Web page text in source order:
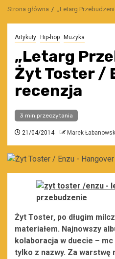
Strona główna „Letarg
Artykuły Hip-hop Muzyka
„Letarg
Żyt Toster /
recenzja
3 min przeczytania
21/04/2014 Marek
Żyt Toster, po długim
materiałem. Najnowszy
kolaboracja w duecie –
tylko z nazwy. Za warstwę